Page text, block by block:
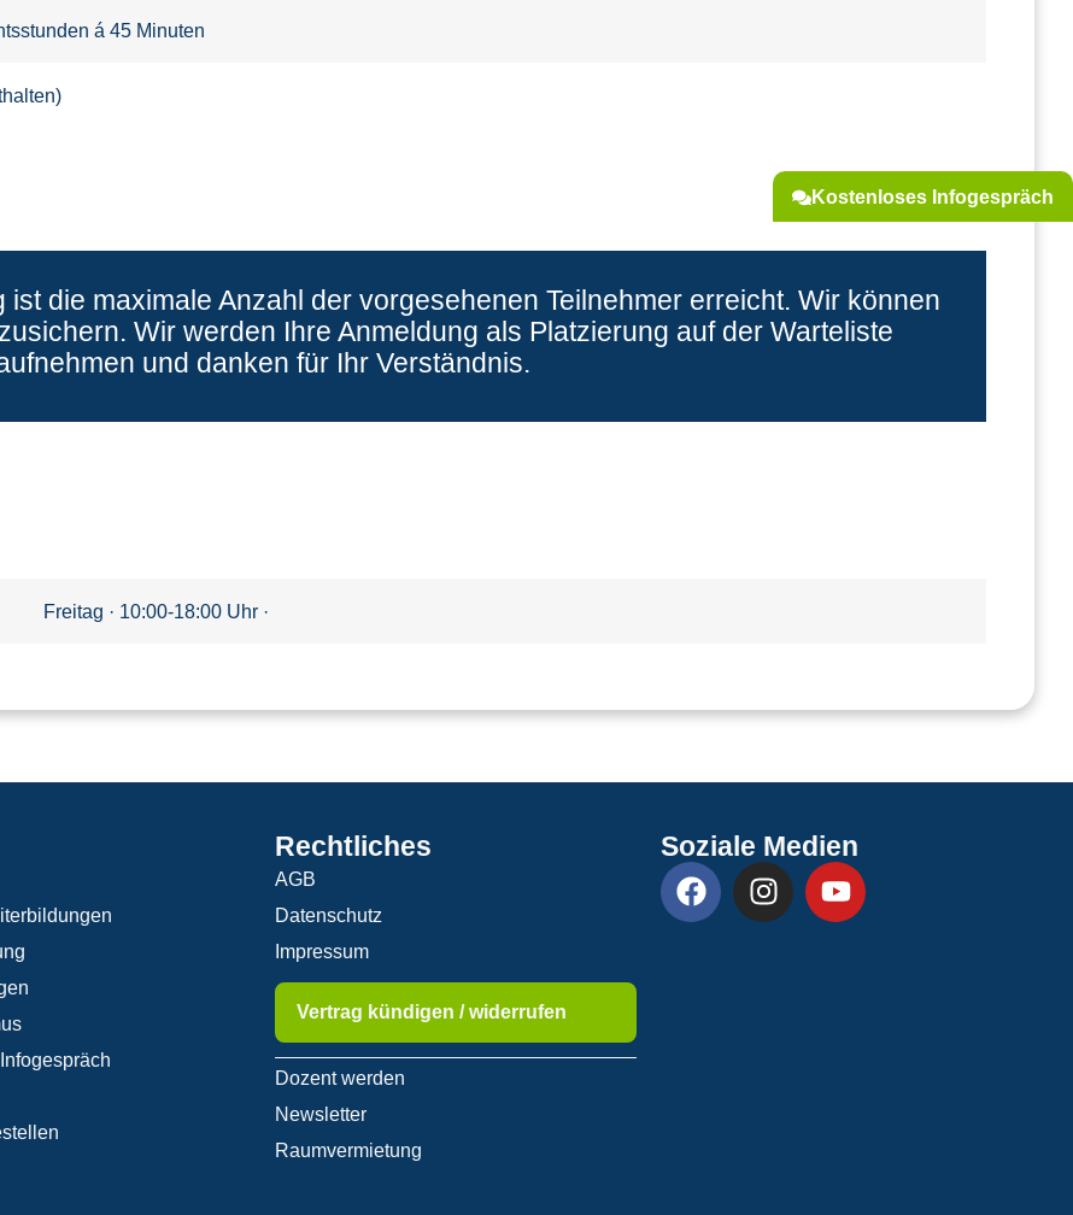
Kostenloses Infogespräch
á 45 Minuten
die maximale Anzahl der vorgesehenen Teilnehmer erreicht. Wir können
Wir werden Ihre Anmeldung als Platzierung auf der Warteliste
und danken für Ihr Verständnis.
Freitag · 10:00-18:00 Uhr ·
Rechtliches
AGB
Datenschutz
Impressum
Vertrag kündigen / widerrufen
Dozent werden
Newsletter
Raumvermietung
Soziale Medien